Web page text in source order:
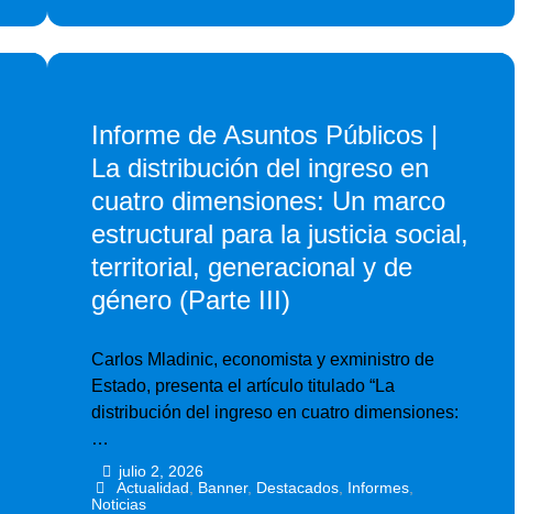
Informe de Asuntos Públicos |
La distribución del ingreso en
cuatro dimensiones: Un marco
estructural para la justicia social,
territorial, generacional y de
género (Parte III)
Carlos Mladinic, economista y exministro de
Estado, presenta el artículo titulado “La
distribución del ingreso en cuatro dimensiones:
…
julio 2, 2026
Actualidad Banner, Destacados Informes
Noticias